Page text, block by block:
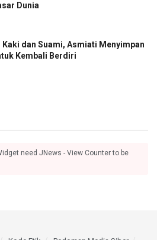
Dunia
Kaki dan Suami, Asmiati Menyimpan
Kembali Berdiri
need JNews - View Counter to be